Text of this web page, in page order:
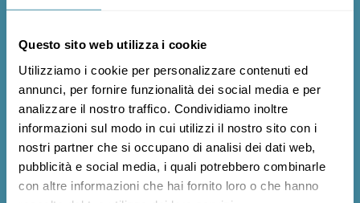
Questo sito web utilizza i cookie
Utilizziamo i cookie per personalizzare contenuti ed
annunci, per fornire funzionalità dei social media e per
analizzare il nostro traffico. Condividiamo inoltre
informazioni sul modo in cui utilizzi il nostro sito con i
nostri partner che si occupano di analisi dei dati web,
pubblicità e social media, i quali potrebbero combinarle
con altre informazioni che hai fornito loro o che hanno
GWARANCJA
Wszystkie nasze produkty są objęte gwarancją
przez 2 lata od daty zakupu. Pamiętaj, aby
rozpocząć okres gwarancyjny, rejestrując
produkt
ROZPOCZNIJ OKRES
GWARANCYJNY